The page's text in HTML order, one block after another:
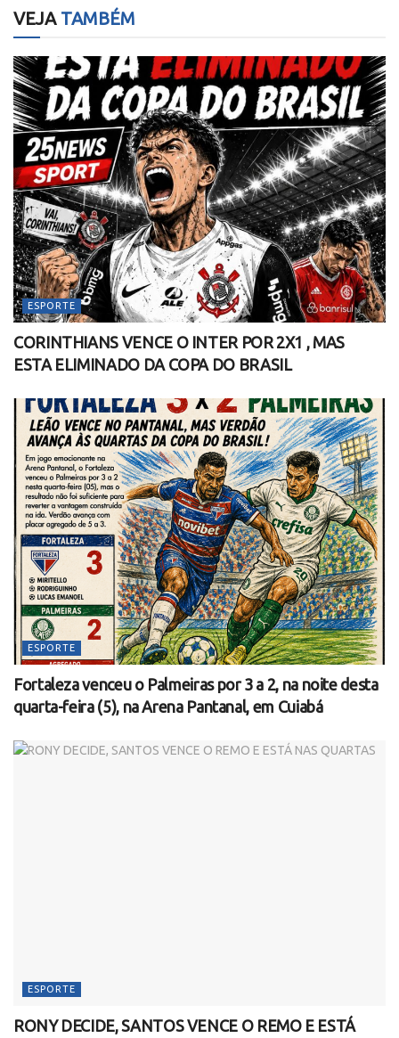
VEJATAMBÉM
ESPORTE
CORINTHIANS VENCE O INTER POR 2X1 , MAS
ESTA ELIMINADO DA COPA DO BRASIL
ESPORTE
Fortaleza venceu o Palmeiras por 3 a 2, na noite desta
quarta-feira (5), na Arena Pantanal, em Cuiabá
ESPORTE
RONY DECIDE, SANTOS VENCE O REMO E ESTÁ